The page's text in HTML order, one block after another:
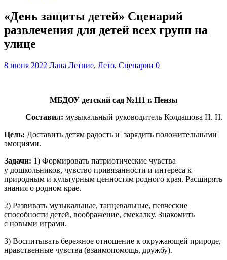
«День защиты детей» Сценарий
развлечения для детей всех групп на
улице
8 июня 2022 Лана Летние, Лето, Сценарии 0
МБДОУ детский сад №111 г. Пензы
Составил: музыкальный руководитель Колдашова Н. Н.
Цель: Доставить детям радость и зарядить положительными
эмоциями.
Задачи: 1) Формировать патриотические чувства
у дошкольников, чувство привязанности и интереса к
природным и культурным ценностям родного края. Расширять
знания о родном крае.
2) Развивать музыкальные, танцевальные, певческие
способности детей, воображение, смекалку. Знакомить
с новыми играми.
3) Воспитывать бережное отношение к окружающей природе,
нравственные чувства (взаимопомощь, дружбу).